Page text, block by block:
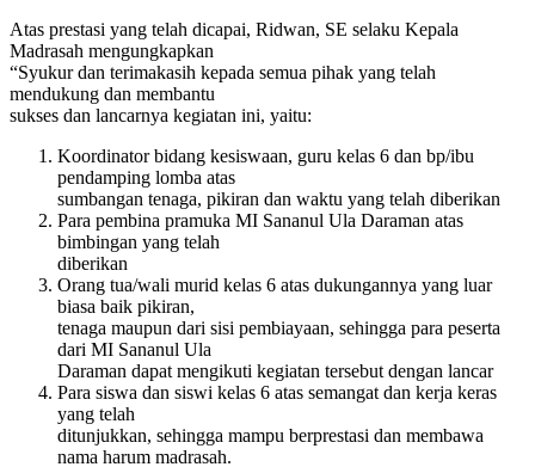
Atas prestasi yang telah dicapai, Ridwan, SE selaku Kepala
Madrasah mengungkapkan
“Syukur dan terimakasih kepada semua pihak yang telah
mendukung dan membantu
sukses dan lancarnya kegiatan ini, yaitu:
Koordinator bidang kesiswaan, guru kelas 6 dan bp/ibu
pendamping lomba atas
sumbangan tenaga, pikiran dan waktu yang telah diberikan
Para pembina pramuka MI Sananul Ula Daraman atas
bimbingan yang telah
diberikan
Orang tua/wali murid kelas 6 atas dukungannya yang luar
biasa baik pikiran,
tenaga maupun dari sisi pembiayaan, sehingga para peserta
dari MI Sananul Ula
Daraman dapat mengikuti kegiatan tersebut dengan lancar
Para siswa dan siswi kelas 6 atas semangat dan kerja keras
yang telah
ditunjukkan, sehingga mampu berprestasi dan membawa
nama harum madrasah.